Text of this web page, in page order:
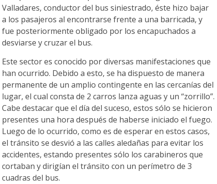
Valladares, conductor del bus siniestrado, éste hizo bajar
a los pasajeros al encontrarse frente a una barricada, y
fue posteriormente obligado por los encapuchados a
desviarse y cruzar el bus.
Este sector es conocido por diversas manifestaciones que
han ocurrido. Debido a esto, se ha dispuesto de manera
permanente de un amplio contingente en las cercanías del
lugar, el cual consta de 2 carros lanza aguas y un “zorrillo”.
Cabe destacar que el día del suceso, estos sólo se hicieron
presentes una hora después de haberse iniciado el fuego.
Luego de lo ocurrido, como es de esperar en estos casos,
el tránsito se desvió a las calles aledañas para evitar los
accidentes, estando presentes sólo los carabineros que
cortaban y dirigían el tránsito con un perímetro de 3
cuadras del bus.